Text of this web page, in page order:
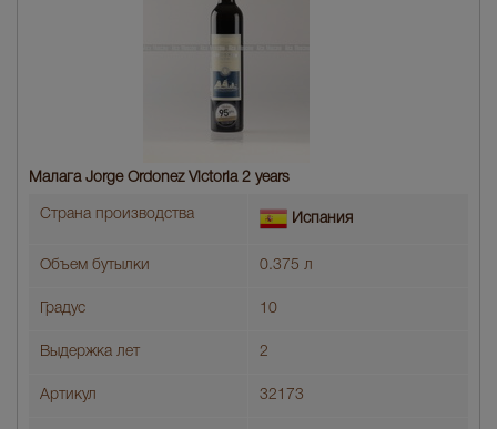
Малага Jorge Ordonez Victoria 2 years
Страна производства Испания
Объем бутылки 0.375 л
Градус 10
Выдержка лет 2
Артикул 32173